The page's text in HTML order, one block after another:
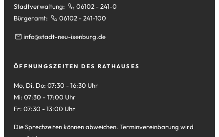
Stadtverwaltung:
06102 - 241-0
Bürgeramt:
06102 - 241-100
info stadt-neu-isenburg de
ÖFFNUNGSZEITEN DES RATHAUSES
Mo, Di, Do: 07:30 - 16:30 Uhr
Mi: 07:30 - 17:00 Uhr
Fr: 07:30 - 13:00 Uhr
Die Sprechzeiten können abweichen. Terminvereinbarung wird